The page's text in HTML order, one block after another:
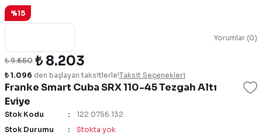
%15
Yorumlar (0)
Franke Smart Cuba SRX 110-45 Tezgah Altı
Eviye
₺ 9.650 ₺ 8.203
₺ 1.096 den başlayan taksitlerle!Taksit Seçenekleri
Stok Kodu
122.0756.132
Stok Durumu
Stokta yok